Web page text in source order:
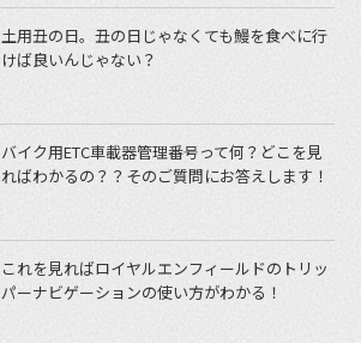
土用丑の日。丑の日じゃなくても鰻を食べに行
けば良いんじゃない？
バイク用ETC車載器管理番号って何？どこを見
ればわかるの？？そのご質問にお答えします！
これを見ればロイヤルエンフィールドのトリッ
パーナビゲーションの使い方がわかる！